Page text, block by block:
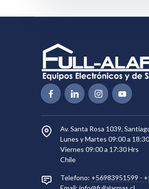
Av. Santa Rosa 1039,
Lunes y Martes 09:00 a
Viernes 09:00 a 17:30 Hrs
Chile
Telefono: +56983951599 -